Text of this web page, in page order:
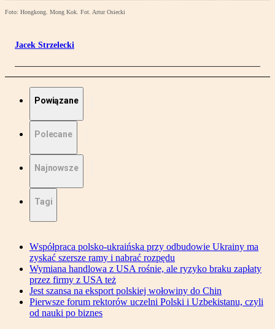
Foto: Hongkong. Mong Kok. Fot. Artur Osiecki
Jacek Strzelecki
Powiązane
Polecane
Najnowsze
Tagi
Współpraca polsko-ukraińska przy odbudowie Ukrainy ma
zyskać szersze ramy i nabrać rozpędu
Wymiana handlowa z USA rośnie, ale ryzyko braku zapłaty
przez firmy z USA też
Jest szansa na eksport polskiej wołowiny do Chin
Pierwsze forum rektorów uczelni Polski i Uzbekistanu, czyli
od nauki po biznes